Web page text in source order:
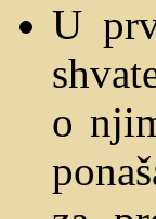
U
o